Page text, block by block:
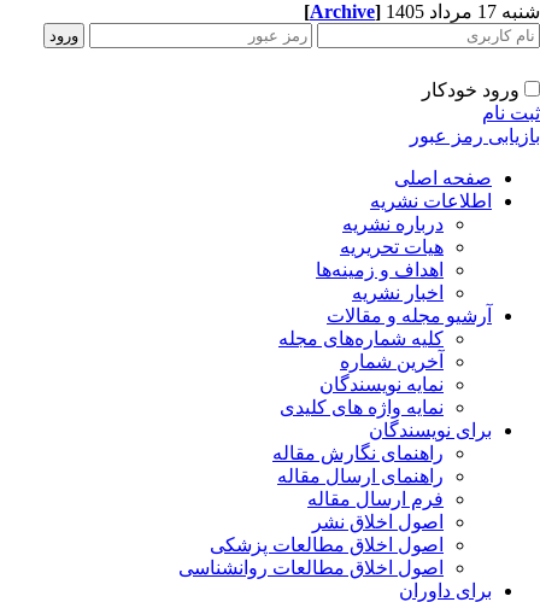
مرداد 1405 [Archive]
ورود خودکار
نام
رمز عبور
صفحه اصلی
اطلاعات نشریه
درباره نشریه
هیات تحریریه
اهداف و زمینه‌ها
اخبار نشریه
آرشیو مجله و مقالات
کلیه شماره‌های مجله
آخرین شماره
نمایه نویسندگان
نمایه واژه های کلیدی
برای نویسندگان
راهنمای نگارش مقاله
راهنمای ارسال مقاله
فرم ارسال مقاله
اصول اخلاق نشر
اصول اخلاق مطالعات پزشکی
اصول اخلاق مطالعات روانشناسی
برای داوران